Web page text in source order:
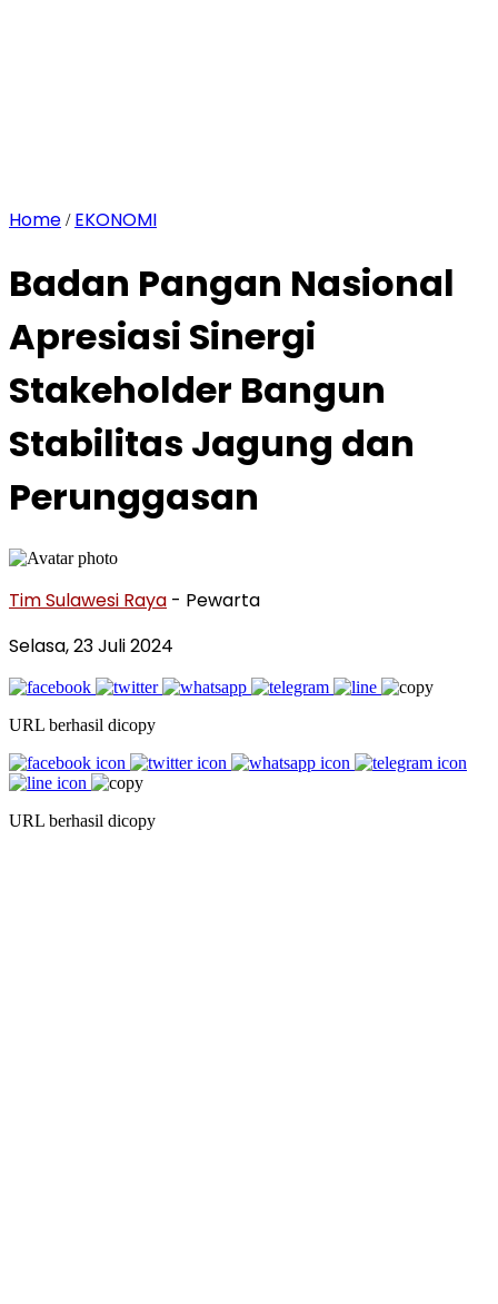
Home / EKONOMI
Badan Pangan Nasional
Apresiasi Sinergi
Stakeholder Bangun
Stabilitas Jagung dan
Perunggasan
Tim Sulawesi Raya - Pewarta
Selasa, 23 Juli 2024
URL berhasil dicopy
URL berhasil dicopy